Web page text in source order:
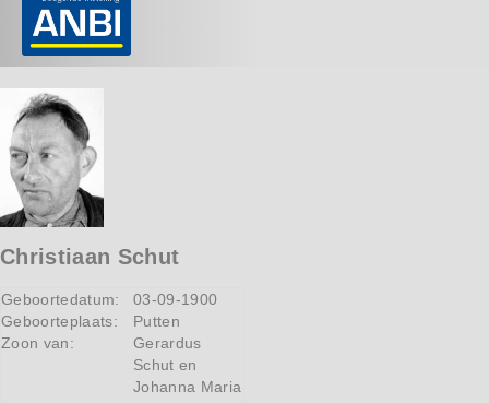
Christiaan Schut
Geboortedatum:
03-09-1900
Geboorteplaats:
Putten
Zoon van:
Gerardus
Schut en
Johanna Maria